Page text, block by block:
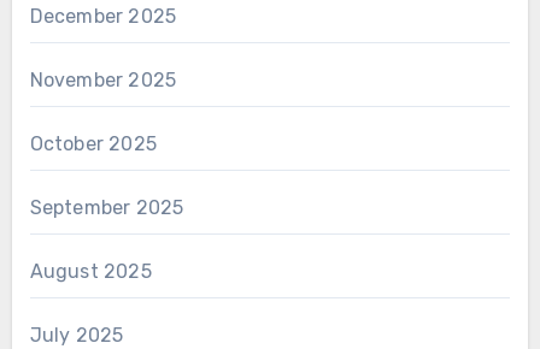
December 2025
November 2025
October 2025
September 2025
August 2025
July 2025